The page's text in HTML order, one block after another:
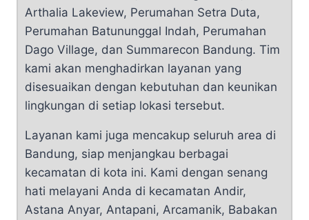
Arthalia Lakeview, Perumahan Setra Duta,
Perumahan Batununggal Indah, Perumahan
Dago Village, dan Summarecon Bandung. Tim
kami akan menghadirkan layanan yang
disesuaikan dengan kebutuhan dan keunikan
lingkungan di setiap lokasi tersebut.
Layanan kami juga mencakup seluruh area di
Bandung, siap menjangkau berbagai
kecamatan di kota ini. Kami dengan senang
hati melayani Anda di kecamatan Andir,
Astana Anyar, Antapani, Arcamanik, Babakan